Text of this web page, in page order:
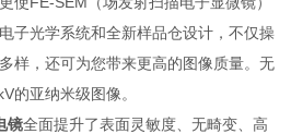
子光学系统和全新样品仓设计，不仅操
样，还可为您带来更高的图像质量。无
的亚纳米级图像。
镜全面提升了表面灵敏度、无畸变、高